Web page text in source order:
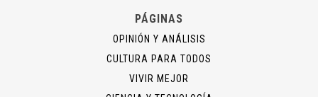
PÁGINAS
OPINIÓN Y ANÁLISIS
CULTURA PARA TODOS
VIVIR MEJOR